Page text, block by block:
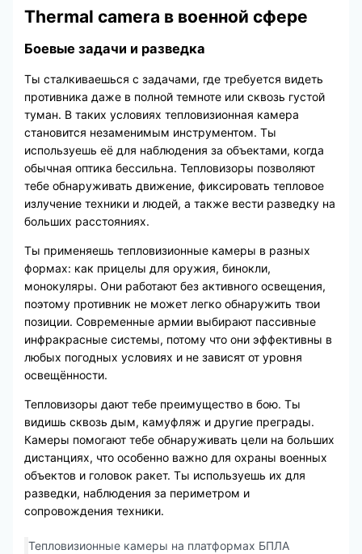
Thermal camera в военной сфере
Боевые задачи и разведка
Ты сталкиваешься с задачами, где требуется видеть
противника даже в полной темноте или сквозь густой
туман. В таких условиях тепловизионная камера
становится незаменимым инструментом. Ты
используешь её для наблюдения за объектами, когда
обычная оптика бессильна. Тепловизоры позволяют
тебе обнаруживать движение, фиксировать тепловое
излучение техники и людей, а также вести разведку на
больших расстояниях.
Ты применяешь тепловизионные камеры в разных
формах: как прицелы для оружия, бинокли,
монокуляры. Они работают без активного освещения,
поэтому противник не может легко обнаружить твои
позиции. Современные армии выбирают пассивные
инфракрасные системы, потому что они эффективны в
любых погодных условиях и не зависят от уровня
освещённости.
Тепловизоры дают тебе преимущество в бою. Ты
видишь сквозь дым, камуфляж и другие преграды.
Камеры помогают тебе обнаруживать цели на больших
дистанциях, что особенно важно для охраны военных
объектов и головок ракет. Ты используешь их для
разведки, наблюдения за периметром и
сопровождения техники.
Тепловизионные камеры на платформах БПЛА